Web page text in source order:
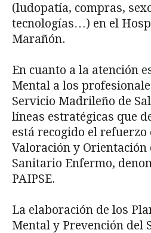
(ludopatía, compras,
tecnologías…) en el
Marañón.
En cuanto a la atención
Mental a los
Servicio Madrileño de
líneas estratégicas que
está recogido el refuerzo
Valoración y
Sanitario Enfermo,
PAIPSE.
La elaboración de los
Mental y Prevención del